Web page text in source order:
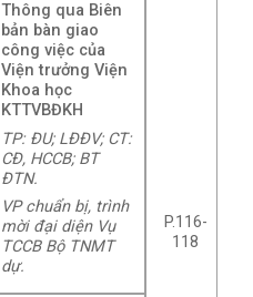
Thông qua Biên
bản bàn giao
công việc của
Viện trưởng Viện
Khoa học
KTTVBĐKH
TP: ĐU; LĐĐV; CT:
CĐ, HCCB; BT
ĐTN.
VP chuẩn bị, trình
mời đại diện Vụ
TCCB Bộ TNMT
dự.
P.116-
118